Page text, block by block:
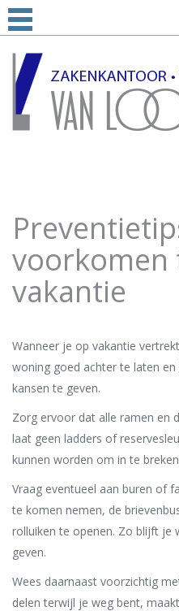
voorkomen
vakantie
Wanneer je op vakantie
woning goed achter te laten
kansen te geven.
Zorg ervoor dat alle ramen en
laat geen ladders of
kunnen worden om in te
Vraag eventueel aan buren of
te komen nemen, de
rolluiken te openen. Zo blijft je
geven.
Wees daarnaast voorzichtig
delen terwijl je weg bent,